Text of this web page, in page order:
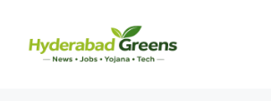
content